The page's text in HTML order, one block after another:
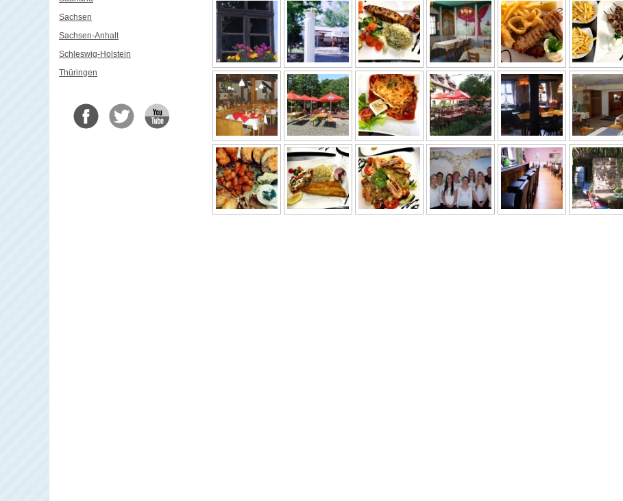
Sachsen
Sachsen-Anhalt
Schleswig-Holstein
Thüringen